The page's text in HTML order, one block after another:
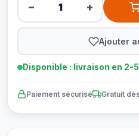
− +
Ajouter
Disponible : livraison en 2-
Paiement sécurisé Gratuit